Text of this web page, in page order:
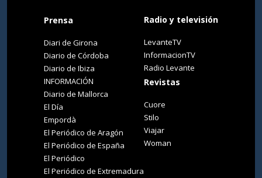
Prensa
Diari de Girona
Diario de Córdoba
Diario de Ibiza
INFORMACIÓN
Diario de Mallorca
El Día
Empordà
El Periódico de Aragón
El Periódico de España
El Periódico
El Periódico de Extremadura
Radio y televisión
LevanteTV
InformacionTV
Radio Levante
Revistas
Cuore
Stilo
Viajar
Woman